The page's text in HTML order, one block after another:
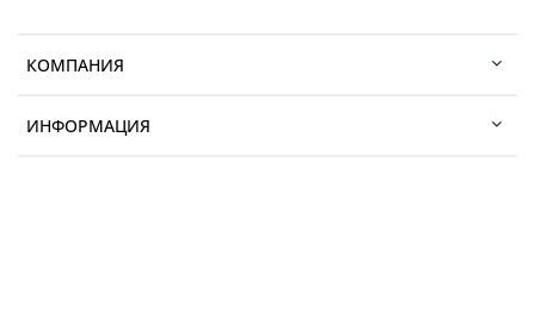
КОМПАНИЯ
ИНФОРМАЦИЯ